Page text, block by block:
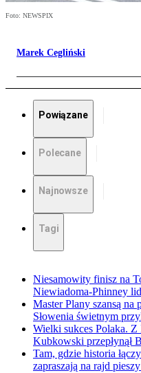
Foto: NEWSPIX
Marek Cegliński
Powiązane
Polecane
Najnowsze
Tagi
Niesamowity finisz na
Niewiadoma-Phinney
Master Plany szansą
Słowenia świetnym
Wielki sukces Polaka.
Kubkowski przepłynął
Tam, gdzie historia
zapraszają na rajd